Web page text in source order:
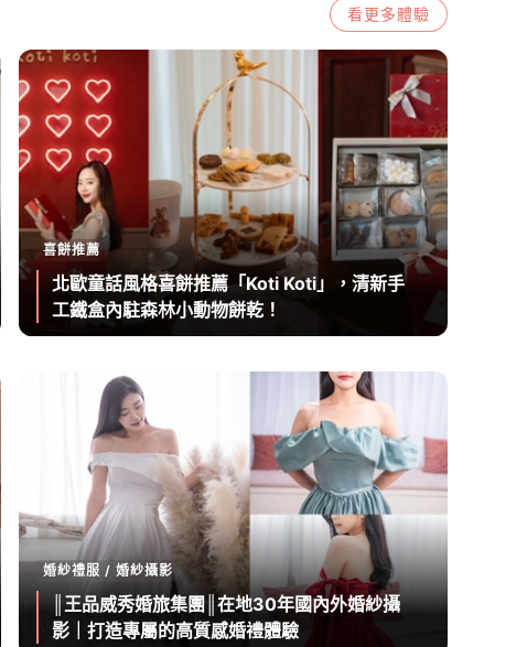
看更多體驗
喜餅推薦
北歐童話風格喜餅推薦「Koti Koti」，清新手
工鐵盒內駐森林小動物餅乾！
婚紗禮服 / 婚紗攝影
║王品威秀婚旅集團║在地30年國內外婚紗攝
影｜打造專屬的高質感婚禮體驗